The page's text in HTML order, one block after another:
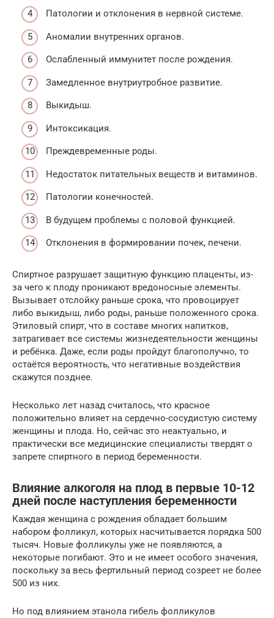
Патологии и отклонения в нервной системе.
Аномалии внутренних органов.
Ослабленный иммунитет после рождения.
Замедленное внутриутробное развитие.
Выкидыш.
Интоксикация.
Преждевременные роды.
Недостаток питательных веществ и витаминов.
Патологии конечностей.
В будущем проблемы с половой функцией.
Отклонения в формировании почек, печени.
Спиртное разрушает защитную функцию плаценты, из-
за чего к плоду проникают вредоносные элементы.
Вызывает отслойку раньше срока, что провоцирует
либо выкидыш, либо роды, раньше положенного срока.
Этиловый спирт, что в составе многих напитков,
затрагивает все системы жизнедеятельности женщины
и ребёнка. Даже, если роды пройдут благополучно, то
остаётся вероятность, что негативные воздействия
скажутся позднее.
Несколько лет назад считалось, что красное
положительно влияет на сердечно-сосудистую систему
женщины и плода. Но, сейчас это неактуально, и
практически все медицинские специалисты твердят о
запрете спиртного в период беременности.
Влияние алкоголя на плод в первые 10-12
дней после наступления беременности
Каждая женщина с рождения обладает большим
набором фолликул, которых насчитывается порядка 500
тысяч. Новые фолликулы уже не появляются, а
некоторые погибают. Это и не имеет особого значения,
поскольку за весь фертильный период созреет не более
500 из них.
Но под влиянием этанола гибель фолликулов